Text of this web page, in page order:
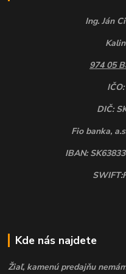
Ing. Ján
974 05
DIČ:
Fio banka,
IBAN:
Kde nás najdete
Žiaľ, kamenú predajňu